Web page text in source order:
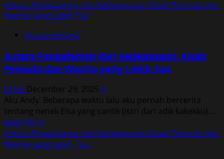
Antara Pengalaman dan Kedewasaan: Kisah Pemuda dan
Wanita yang Lebih Tua
Uncategorized
Antara Pengalaman dan Kedewasaan: Kisah
Pemuda dan Wanita yang Lebih Tua
k71zv December 29, 2025 0
Aku Andy. Beberapa waktu lalu aku pernah bercerita
tentang nenek Elsa yang cantik (istri dari adik kakekku)....
Read MoreRead
more
about
Antara Pengalaman dan Kedewasaan: Kisah Pemuda dan
Wanita yang Lebih Tua